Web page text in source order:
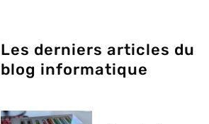
Les derniers articles du
blog informatique